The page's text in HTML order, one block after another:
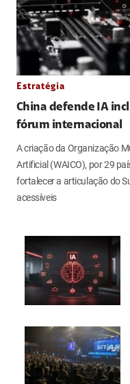
Estratégia
China defende IA
fórum internacional
A criação da Organização
Artificial (WAICO), por 29
fortalecer a articulação do
acessíveis